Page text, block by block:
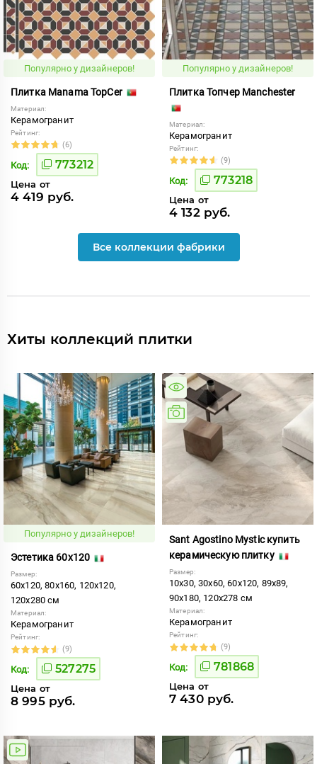
Популярно у дизайнеров!
Плитка Manama TopCer
Материал:
Керамогранит
Рейтинг:
(6)
Код: 773212
Цена от
4 419 руб.
Популярно у дизайнеров!
Плитка Топчер Manchester
Материал:
Керамогранит
Рейтинг:
(9)
Код: 773218
Цена от
4 132 руб.
Все коллекции фабрики
Хиты коллекций плитки
Популярно у дизайнеров!
Эстетика 60x120
Размер:
60x120, 80x160, 120x120,
120x280 см
Материал:
Керамогранит
Рейтинг:
(9)
Код: 527275
Цена от
8 995 руб.
Sant Agostino Mystic купить
керамическую плитку
Размер:
10x30, 30x60, 60x120, 89x89,
90x180, 120x278 см
Материал:
Керамогранит
Рейтинг:
(9)
Код: 781868
Цена от
7 430 руб.